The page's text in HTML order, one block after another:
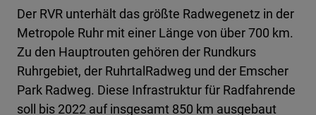
Der RVR unterhält das größte Radwegenetz in der
Metropole Ruhr mit einer Länge von über 700 km.
Zu den Hauptrouten gehören der Rundkurs
Ruhrgebiet, der RuhrtalRadweg und der Emscher
Park Radweg. Diese Infrastruktur für Radfahrende
soll bis 2022 auf insgesamt 850 km ausgebaut